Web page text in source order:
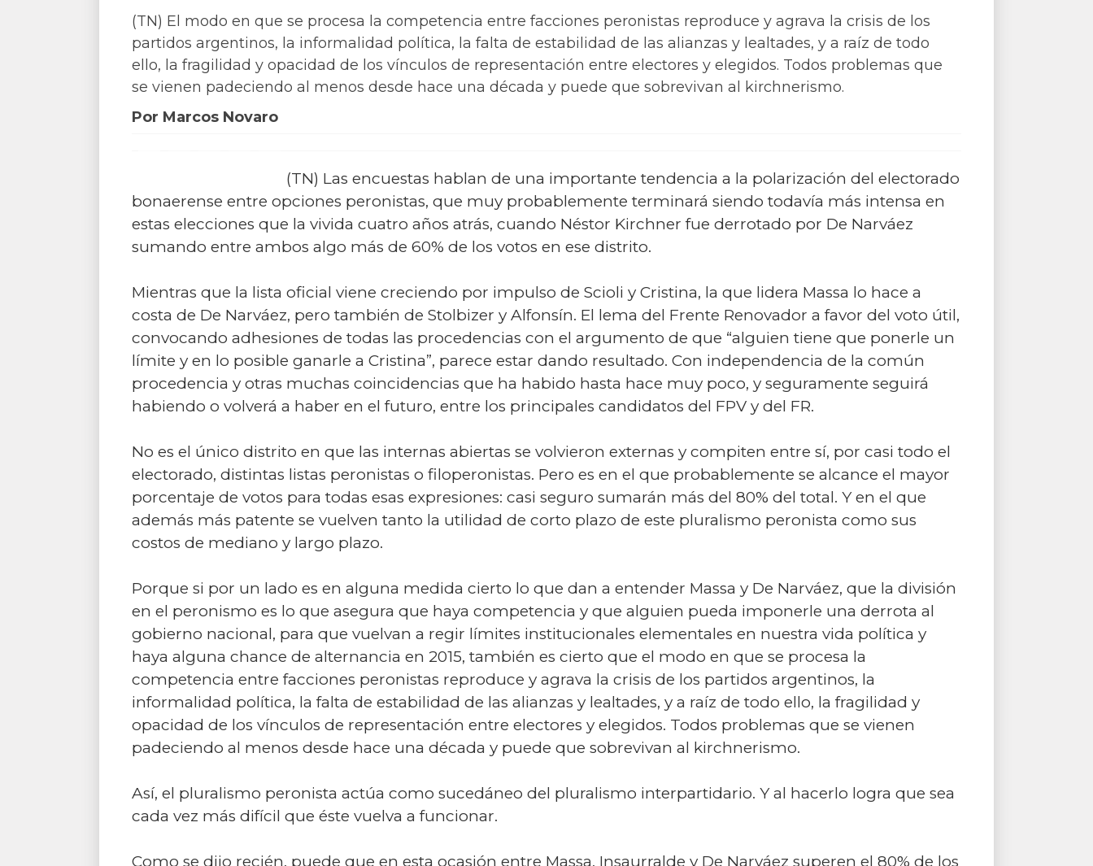
(TN) El modo en que se procesa la competencia entre facciones peronistas reproduce y agrava la crisis de los
partidos argentinos, la informalidad política, la falta de estabilidad de las alianzas y lealtades, y a raíz de todo
ello, la fragilidad y opacidad de los vínculos de representación entre electores y elegidos. Todos problemas que
se vienen padeciendo al menos desde hace una década y puede que sobrevivan al kirchnerismo.
Por Marcos Novaro
(TN) Las encuestas hablan de una importante tendencia a la polarización del electorado
bonaerense entre opciones peronistas, que muy probablemente terminará siendo todavía más intensa en
estas elecciones que la vivida cuatro años atrás, cuando Néstor Kirchner fue derrotado por De Narváez
sumando entre ambos algo más de 60% de los votos en ese distrito.
Mientras que la lista oficial viene creciendo por impulso de Scioli y Cristina, la que lidera Massa lo hace a
costa de De Narváez, pero también de Stolbizer y Alfonsín. El lema del Frente Renovador a favor del voto útil,
convocando adhesiones de todas las procedencias con el argumento de que “alguien tiene que ponerle un
límite y en lo posible ganarle a Cristina”, parece estar dando resultado. Con independencia de la común
procedencia y otras muchas coincidencias que ha habido hasta hace muy poco, y seguramente seguirá
habiendo o volverá a haber en el futuro, entre los principales candidatos del FPV y del FR.
No es el único distrito en que las internas abiertas se volvieron externas y compiten entre sí, por casi todo el
electorado, distintas listas peronistas o filoperonistas. Pero es en el que probablemente se alcance el mayor
porcentaje de votos para todas esas expresiones: casi seguro sumarán más del 80% del total. Y en el que
además más patente se vuelven tanto la utilidad de corto plazo de este pluralismo peronista como sus
costos de mediano y largo plazo.
Porque si por un lado es en alguna medida cierto lo que dan a entender Massa y De Narváez, que la división
en el peronismo es lo que asegura que haya competencia y que alguien pueda imponerle una derrota al
gobierno nacional, para que vuelvan a regir límites institucionales elementales en nuestra vida política y
haya alguna chance de alternancia en 2015, también es cierto que el modo en que se procesa la
competencia entre facciones peronistas reproduce y agrava la crisis de los partidos argentinos, la
informalidad política, la falta de estabilidad de las alianzas y lealtades, y a raíz de todo ello, la fragilidad y
opacidad de los vínculos de representación entre electores y elegidos. Todos problemas que se vienen
padeciendo al menos desde hace una década y puede que sobrevivan al kirchnerismo.
Así, el pluralismo peronista actúa como sucedáneo del pluralismo interpartidario. Y al hacerlo logra que sea
cada vez más difícil que éste vuelva a funcionar.
Como se dijo recién, puede que en esta ocasión entre Massa, Insaurralde y De Narváez superen el 80% de los